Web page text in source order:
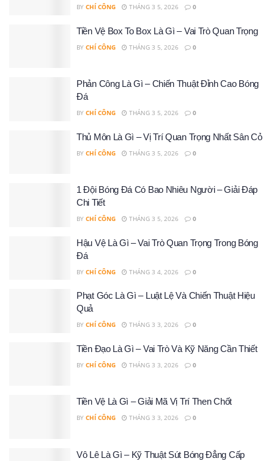
BY CHÍ CÔNG THÁNG 3 5, 2026 0
Tiền Vệ Box To Box Là Gì – Vai Trò Quan Trọng
BY CHÍ CÔNG THÁNG 3 5, 2026 0
Phản Công Là Gì – Chiến Thuật Đỉnh Cao Bóng
Đá
BY CHÍ CÔNG THÁNG 3 5, 2026 0
Thủ Môn Là Gì – Vị Trí Quan Trọng Nhất Sân Cỏ
BY CHÍ CÔNG THÁNG 3 5, 2026 0
1 Đội Bóng Đá Có Bao Nhiêu Người – Giải Đáp
Chi Tiết
BY CHÍ CÔNG THÁNG 3 5, 2026 0
Hậu Vệ Là Gì – Vai Trò Quan Trọng Trong Bóng
Đá
BY CHÍ CÔNG THÁNG 3 4, 2026 0
Phạt Góc Là Gì – Luật Lệ Và Chiến Thuật Hiệu
Quả
BY CHÍ CÔNG THÁNG 3 3, 2026 0
Tiền Đạo Là Gì – Vai Trò Và Kỹ Năng Cần Thiết
BY CHÍ CÔNG THÁNG 3 3, 2026 0
Tiền Vệ Là Gì – Giải Mã Vị Trí Then Chốt
BY CHÍ CÔNG THÁNG 3 3, 2026 0
Vô Lê Là Gì – Kỹ Thuật Sút Bóng Đẳng Cấp